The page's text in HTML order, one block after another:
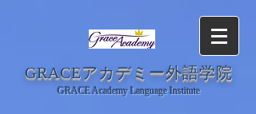
GRACEアカデミー外語学院
GRACE Academy Language Institute